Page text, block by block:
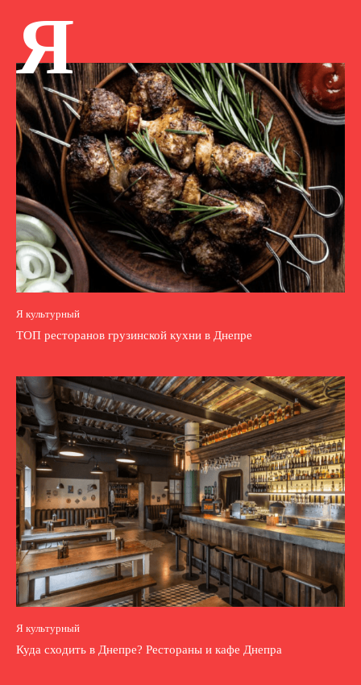
Я
Я культурный
ТОП ресторанов грузинской кухни в Днепре
Я культурный
Куда сходить в Днепре? Рестораны и кафе Днепра